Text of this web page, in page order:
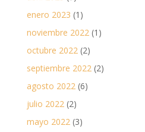
enero 2023 (1)
noviembre 2022 (1)
octubre 2022 (2)
septiembre 2022 (2)
agosto 2022 (6)
julio 2022 (2)
mayo 2022 (3)